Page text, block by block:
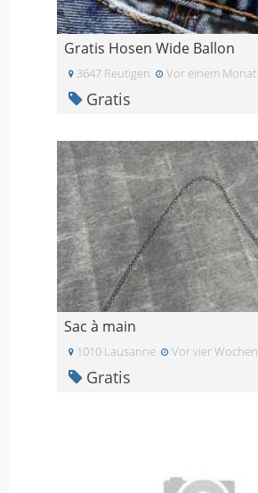
Gratis Hosen Wide Ballon
3647 Reutigen Vor einem Monat
Gratis
Sac à main
1010 Lausanne Vor vier Wochen
Gratis